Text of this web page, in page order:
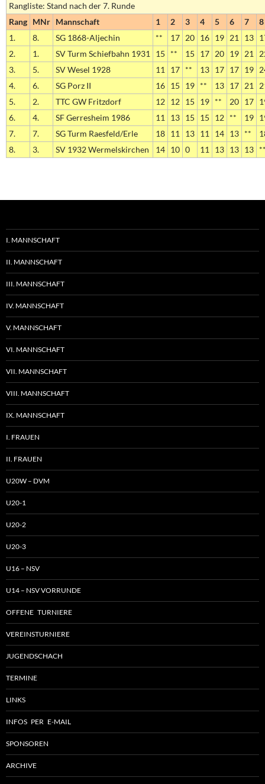
Rangliste: Stand nach der 7. Runde
Rang MNr Mannschaft 1 2 3 4 5 6 7
8
1.
8. SG 1868-Aljechin ** 17 20 16 19 21 13
2.
1. SV Turm Schiefbahn 1931 15 ** 15 17 20 19 21
3.
5. SV Wesel 1928 11 17 ** 13 17 17 19
4.
6. SG Porz II 16 15 19 ** 13 17 21
5.
2. TTC GW Fritzdorf 12 12 15 19 ** 20 17
6.
4. SF Gerresheim 1986 11 13 15 15 12 ** 19
7.
7. SG Turm Raesfeld/Erle 18 11 13 11 14 13 **
8.
3. SV 1932 Wermelskirchen 14 10 0 11 13 13 13
I. MANNSCHAFT
II. MANNSCHAFT
III. MANNSCHAFT
IV. MANNSCHAFT
V. MANNSCHAFT
VI. MANNSCHAFT
VII. MANNSCHAFT
VIII. MANNSCHAFT
IX. MANNSCHAFT
I. FRAUEN
II. FRAUEN
U20W – DVM
U20-1
U20-2
U20-3
U16 – NSV
U14 – NSV VORRUNDE
OFFENE TURNIERE
VEREINSTURNIERE
JUGENDSCHACH
TERMINE
LINKS
INFOS PER E-MAIL
SPONSOREN
ARCHIVE